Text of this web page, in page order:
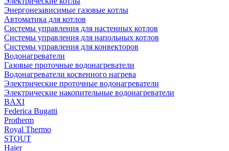
Энергонезависимые газовые котлы
Автоматика для котлов
Системы управления для настенных котлов
Системы управления для напольных котлов
Системы управления для конвекторов
Водонагреватели
Газовые проточные водонагреватели
Водонагреватели косвенного нагрева
Электрические проточные водонагреватели
Электрические накопительные водонагреватели
BAXI
Federica Bugatti
Protherm
Royal Thermo
STOUT
Haier